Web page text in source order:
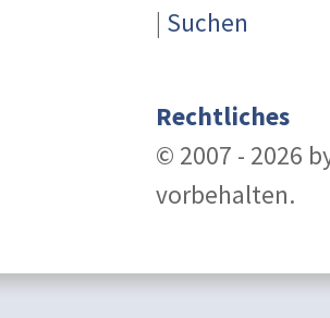
| Suchen
Rechtliches
© 2007 - 2026
vorbehalten.